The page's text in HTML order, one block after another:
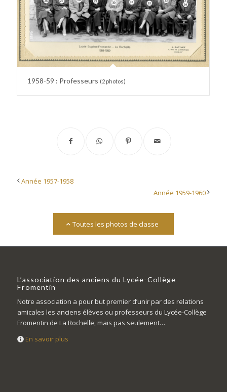
1958-59 : Professeurs (2 photos)
Année 1957-1958
Année 1959-1960
Toutes les photos de classe
L’association des anciens du Lycée-Collège
Fromentin
Notre association a pour but premier d’unir par des relations
amicales les anciens élèves ou professeurs du Lycée-Collège
Fromentin de La Rochelle, mais pas seulement…
En savoir plus